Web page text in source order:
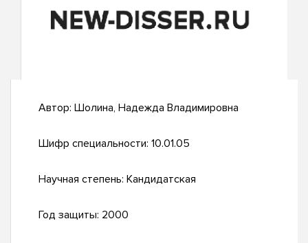
Автор: Шолина, Надежда Владимировна
Шифр специальности: 10.01.05
Научная степень: Кандидатская
Год защиты: 2000